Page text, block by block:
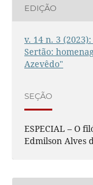
EDIÇÃO
v. 14 n. 3
Sertão:
Azevêdo"
SEÇÃO
ESPECIAL – O
Edmilson Alves